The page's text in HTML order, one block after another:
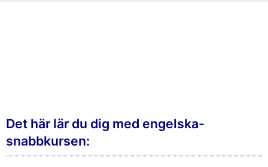
Det här lär du dig med engelska-
snabbkursen: